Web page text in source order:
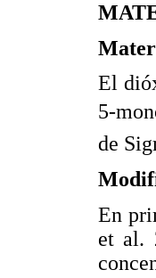
El
5-
de
En
et al.